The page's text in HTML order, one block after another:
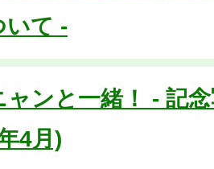
いて -
ャンと一緒！ - 記
4月)